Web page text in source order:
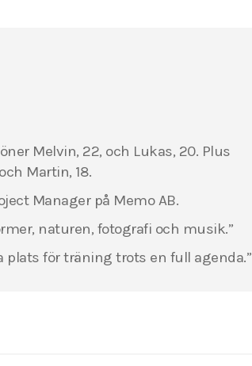
Melvin, 22, och Lukas, 20. Plus
Martin, 18.
Manager på Memo AB.
naturen, fotografi och musik.”
plats för träning trots en full agenda.”